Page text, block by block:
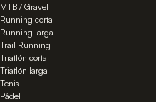
MTB / Gravel
Running corta
Running larga
Trail Running
Triatlón corta
Triatlón larga
Tenis
Pádel